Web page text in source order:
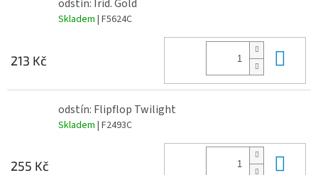
odstín: Irid. Gold
Skladem | F5624C
213 Kč
odstín: Flipflop Twilight
Skladem | F2493C
255 Kč